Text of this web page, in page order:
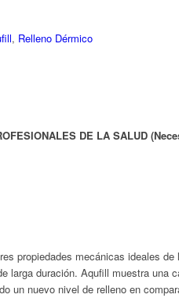
, Relleno Dérmico
DE LA SALUD
propiedades mecánicas ideales
larga duración. Aqufill muestra
un nuevo nivel de relleno en